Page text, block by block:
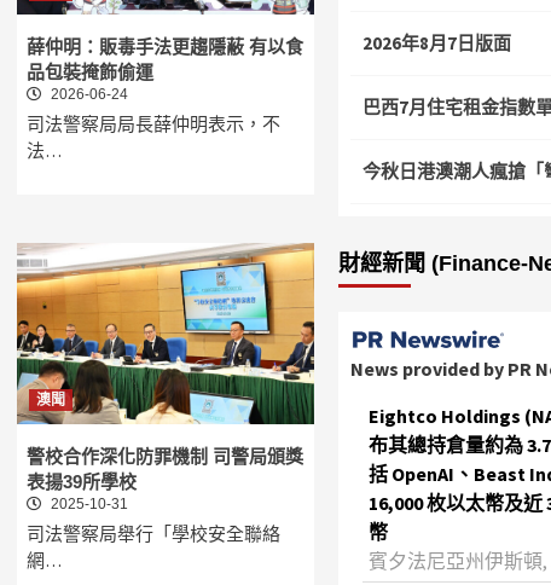
薛仲明：販毒手法更趨隱蔽 有以食
品包裝掩飾偷運
2026-06-24
司法警察局局長薛仲明表示，不
法…
澳聞
警校合作深化防罪機制 司警局頒獎
表揚39所學校
2025-10-31
司法警察局舉行「學校安全聯絡
網…
2026年8月7日版面
巴西7月住宅租金指數
今秋日港澳潮人瘋搶「
財經新聞 (Finance-
News provided by PR
Eightco Holdings
布其總持倉量約為
括 OpenAI、Beast
16,000 枚以太幣及近
幣
賓夕法尼亞州伊斯頓,